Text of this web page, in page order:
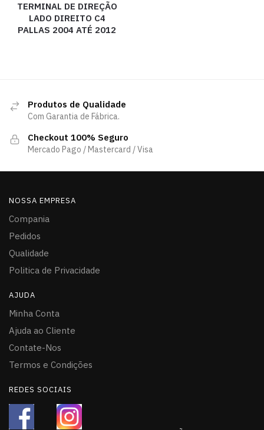
TERMINAL DE DIREÇÃO
LADO DIREITO C4
PALLAS 2004 ATÉ 2012
Produtos de Qualidade
Com Garantia de Fábrica.
Checkout 100% Seguro
Mercado Pago / Mastercard / Visa
NOSSA EMPRESA
Compania
Pedidos
Qualidade
Politica de Privacidade
AJUDA
Minha Conta
Ajuda ao Cliente
Contate-Nos
Termos e Condições
REDES SOCIAIS